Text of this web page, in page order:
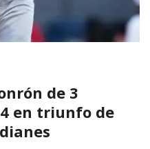
de 3
en triunfo de